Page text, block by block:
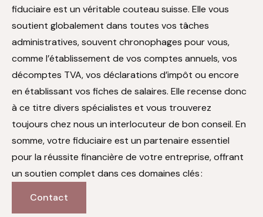
fiduciaire est un véritable couteau suisse. Elle vous
soutient globalement dans toutes vos tâches
administratives, souvent chronophages pour vous,
comme l’établissement de vos comptes annuels, vos
décomptes TVA, vos déclarations d’impôt ou encore
en établissant vos fiches de salaires. Elle recense donc
à ce titre divers spécialistes et vous trouverez
toujours chez nous un interlocuteur de bon conseil. En
somme, votre fiduciaire est un partenaire essentiel
pour la réussite financière de votre entreprise, offrant
un soutien complet dans ces domaines clés:
Contact